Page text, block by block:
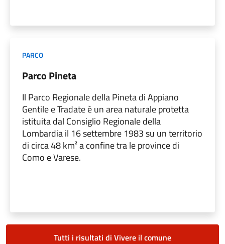
PARCO
Parco Pineta
Il Parco Regionale della Pineta di Appiano
Gentile e Tradate è un area naturale protetta
istituita dal Consiglio Regionale della
Lombardia il 16 settembre 1983 su un territorio
di circa 48 km² a confine tra le province di
Como e Varese.
Tutti i risultati di Vivere il comune